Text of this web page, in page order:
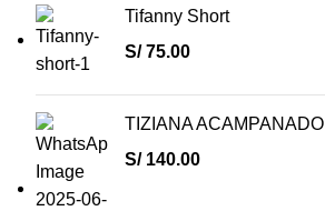
Tifanny Short
S/75.00
TIZIANA ACAMPANADO
S/140.00